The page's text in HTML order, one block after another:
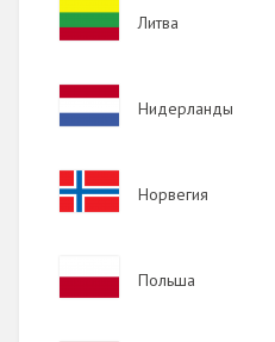
Image
Литва
Image
Нидерланды
Image
Норвегия
Польша